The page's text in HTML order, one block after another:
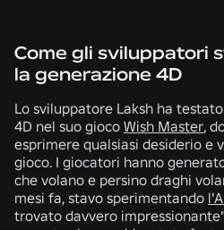
Come gli sviluppatori
la generazione 4D
Lo sviluppatore Laksh ha
4D nel suo gioco Wish Master,
esprimere qualsiasi desiderio e
gioco. I giocatori hanno
che volano e persino draghi
mesi fa, stavo sperimentando
trovato davvero